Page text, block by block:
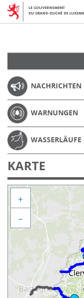
NACHRICHTEN
WARNUNGEN
WASSERLÄUFE
KARTE
+
−